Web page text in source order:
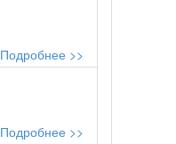
Подробнее >>
Подробнее >>